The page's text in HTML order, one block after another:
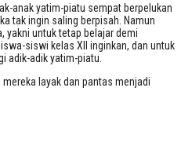
anak yatim-piatu sempat berpelukan
tak ingin saling berpisah. Namun
yakni untuk tetap belajar demi
siswi kelas XII inginkan, dan untuk
adik-adik yatim-piatu.
layak dan pantas menjadi